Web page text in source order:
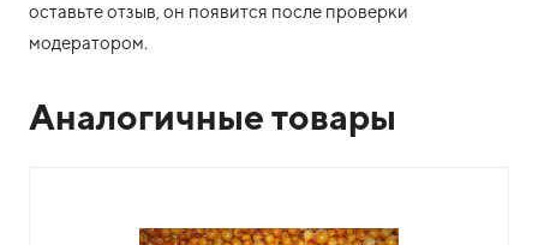
оставьте отзыв, он появится после проверки
модератором.
Аналогичные товары